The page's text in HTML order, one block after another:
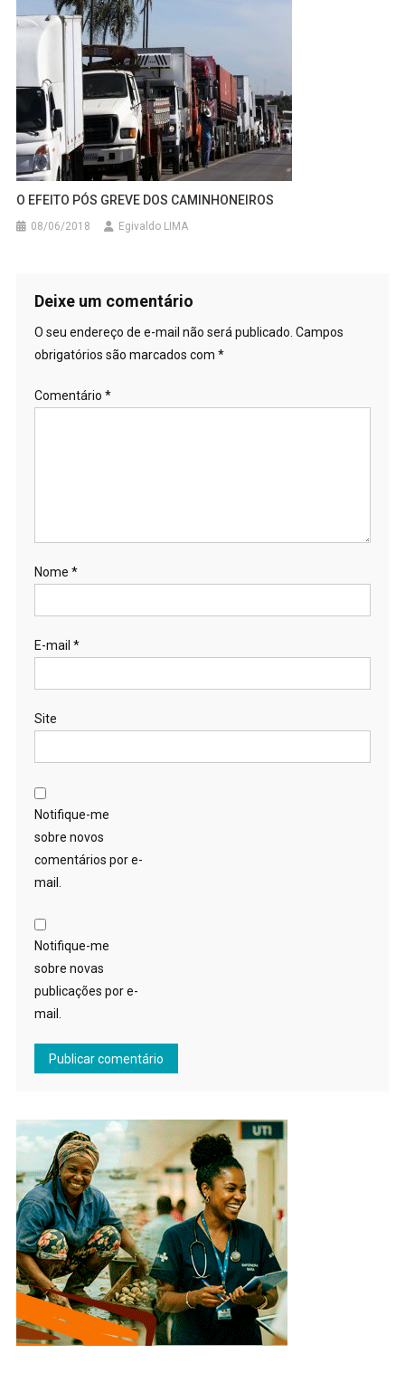
O EFEITO PÓS GREVE DOS CAMINHONEIROS
08/06/2018 Egivaldo LIMA
Deixe um comentário
O seu endereço de e-mail não será publicado. Campos
obrigatórios são marcados com *
Comentário *
Nome *
E-mail *
Site
Notifique-me
sobre novos
comentários por e-
mail.
Notifique-me
sobre novas
publicações por e-
mail.